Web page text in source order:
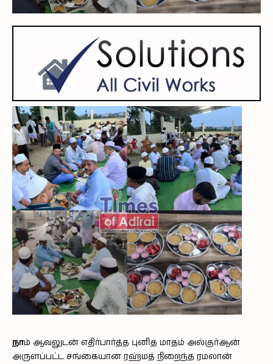
நாம் ஆவலுடன் எதிர்பார்த்த புனித மாதம் அல்குர்ஆன்
அருளப்பட்ட சங்கையான ரஹ்மத் நிறைந்த ரமலான்